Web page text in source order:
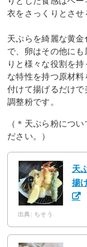
衣をさっくりとさせ
天ぷらを綺麗な黄
で、卵はその他に
りと様々な役割を
な特性を持つ原材
付けて揚げるだけ
調整粉です。
（＊天ぷら粉につ
ださい。）
天
揚
出典: ちそう